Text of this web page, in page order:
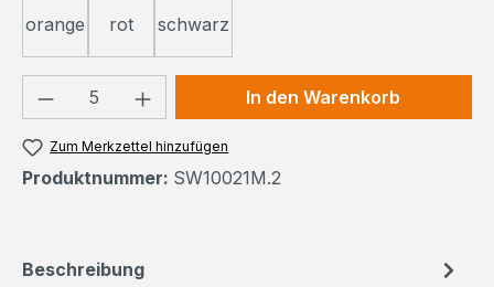
orange rot schwarz
Produkt Anzahl: Gib denIn den Warenkorb
Zum Merkzettel hinzufügen
Produktnummer: SW10021M.2
Beschreibung